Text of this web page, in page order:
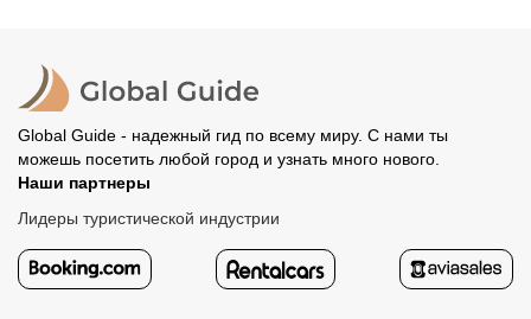
Global Guide - надежный гид по всему миру. С нами ты
можешь посетить любой город и узнать много нового.
Наши партнеры
Лидеры туристической индустрии